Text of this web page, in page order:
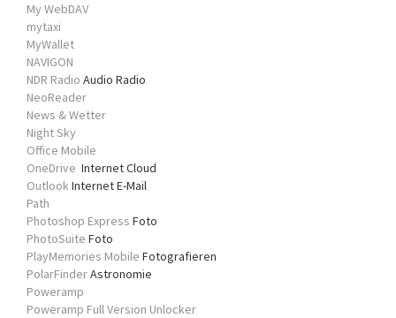
My WebDAV
mytaxi
MyWallet
NAVIGON
NDR Radio Audio Radio
NeoReader
News & Wetter
Night Sky
Office Mobile
OneDrive Internet Cloud
OutlookInternet E-Mail
Path
Photoshop Express Foto
PhotoSuite Foto
PlayMemories Mobile Fotografieren
PolarFinderAstronomie
Poweramp
Poweramp Full Version Unlocker